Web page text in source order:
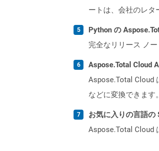
ートは、会社のレタ
Python の
完全なリリース ノ
Aspose.Total Cloud
Aspose.Total Cloud
などに変換できます
お気に入りの言語の
Aspose.Total Cloud